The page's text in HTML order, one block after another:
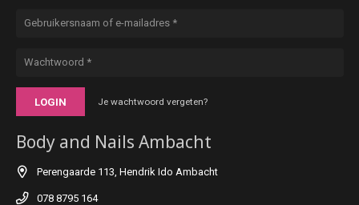
LOGIN Je wachtwoord vergeten?
Body and Nails Ambacht
Perengaarde 113, Hendrik Ido Ambacht
078 8795 164